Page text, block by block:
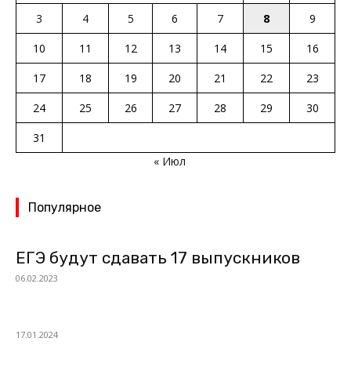
3
4 5 6 7 8
9
10
11 12 13 14 15
16
17
18 19 20 21 22
23
24
25 26 27 28 29
30
31
« Июл
Популярное
ЕГЭ будут сдавать 17 выпускников
06.02.2023
17.01.2024